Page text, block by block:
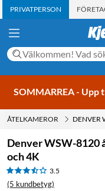
PRIVATPERSON
SOMMARREA - Upp
ÅTELKAMEROR
Denver WSW-8120
och 4K
3.5
(5 kundbetyg)